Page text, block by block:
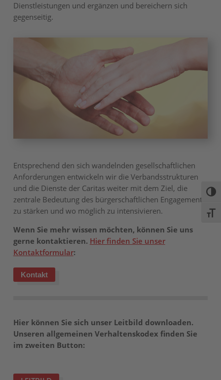
Dienstleistungen und ergänzen und bereichern sich
gegenseitig.
Entsprechend den sich wandelnden gesellschaftlichen
Anforderungen entwickeln wir die Verbandsstrukturen
und die Dienste der Caritas weiter mit dem Ziel, die
zentrale Bedeutung des bürgerschaftlichen Engagements
zu stärken und wo möglich zu intensivieren.
Wenn Sie mehr wissen möchten, können Sie uns
gerne kontaktieren. Hier finden Sie unser
Kontaktformular:
Kontakt
Hier können Sie sich unser Leitbild downloaden.
Unseren allgemeinen Verhaltenskodex finden Sie
im zweiten Button: